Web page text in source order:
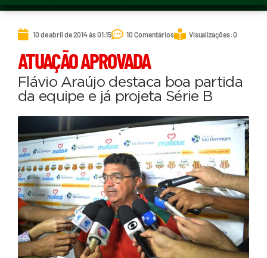
10 de abril de 2014 às 01:15 10 Comentários Visualizações: 0
ATUAÇÃO APROVADA
Flávio Araújo destaca boa partida
da equipe e já projeta Série B